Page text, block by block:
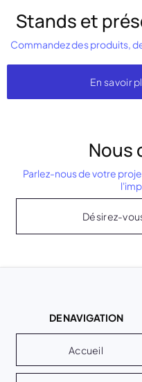
Stands et
Commandez des produits,
En savoir
Nous
Parlez-nous de votre
Désirez-
DE NAVIGATION
Accueil